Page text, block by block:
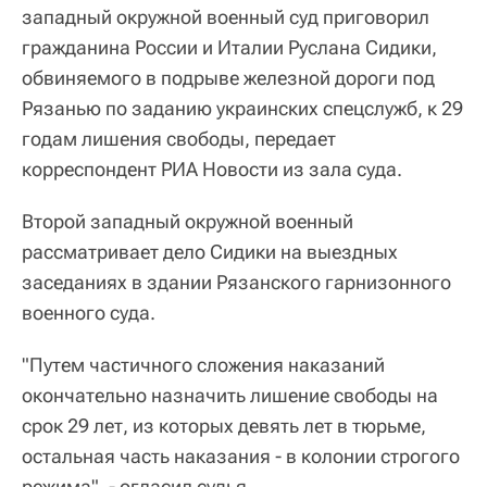
западный окружной военный суд приговорил
гражданина России и Италии Руслана Сидики,
обвиняемого в подрыве железной дороги под
Рязанью по заданию украинских спецслужб, к 29
годам лишения свободы, передает
корреспондент РИА Новости из зала суда.
Второй западный окружной военный
рассматривает дело Сидики на выездных
заседаниях в здании Рязанского гарнизонного
военного суда.
"Путем частичного сложения наказаний
окончательно назначить лишение свободы на
срок 29 лет, из которых девять лет в тюрьме,
остальная часть наказания - в колонии строгого